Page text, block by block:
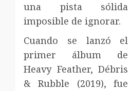
una pista sólida
imposible de ignorar.
Cuando se lanzó el
primer álbum de
Heavy Feather, Débris
& Rubble (2019), fue